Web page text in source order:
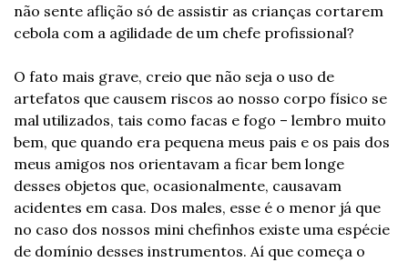
não sente aflição só de assistir as crianças cortarem
cebola com a agilidade de um chefe profissional?
O fato mais grave, creio que não seja o uso de
artefatos que causem riscos ao nosso corpo físico se
mal utilizados, tais como facas e fogo – lembro muito
bem, que quando era pequena meus pais e os pais dos
meus amigos nos orientavam a ficar bem longe
desses objetos que, ocasionalmente, causavam
acidentes em casa. Dos males, esse é o menor já que
no caso dos nossos mini chefinhos existe uma espécie
de domínio desses instrumentos. Aí que começa o